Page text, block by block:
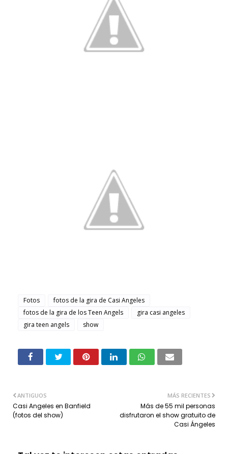
Fotos
fotos de la gira de Casi Angeles
fotos de la gira de los Teen Angels
gira casi angeles
gira teen angels
show
MÁS RECIENTES
Más de 55 mil personas
disfrutaron el show gratuito de
Casi Ángeles
ANTIGUOS
Casi Angeles en Banfield
(fotos del show)